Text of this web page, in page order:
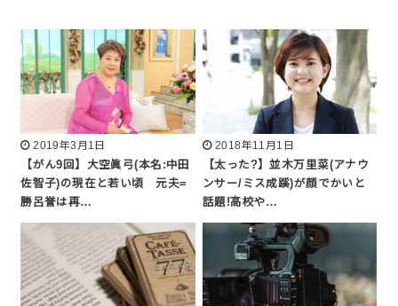
2019年3月1日
【がん9回】大空眞弓(本名:中田
佐智子)の現在と若い頃 元夫=
勝呂誉は再…
2018年11月1日
【太った?】並木万里菜(アナウ
ンサー/ミス成蹊)が顔でかいと
話題!高校や…